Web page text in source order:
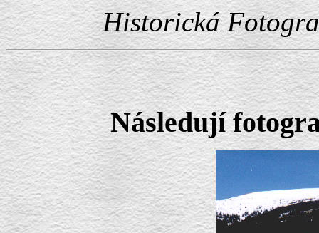
Historická
Následují